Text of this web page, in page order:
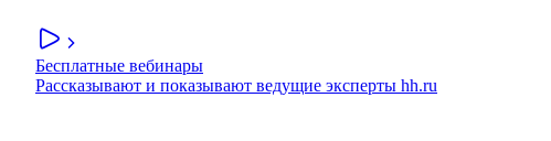
Бесплатные вебинары
Рассказывают и показывают ведущие эксперты hh.ru